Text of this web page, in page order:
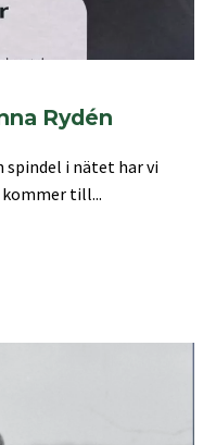
Rydén
spindel i nätet har vi
till...